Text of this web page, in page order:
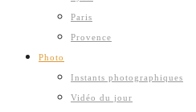
Paris
Provence
Photo
Instants photographiques
Vidéo du jour